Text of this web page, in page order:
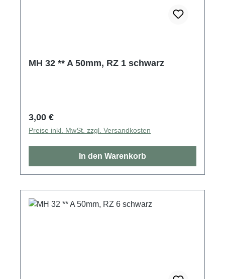
MH 32 ** A 50mm, RZ 1 schwarz
Regulärer Preis:
3,00 €
Preise inkl. MwSt. zzgl. Versandkosten
In den Warenkorb